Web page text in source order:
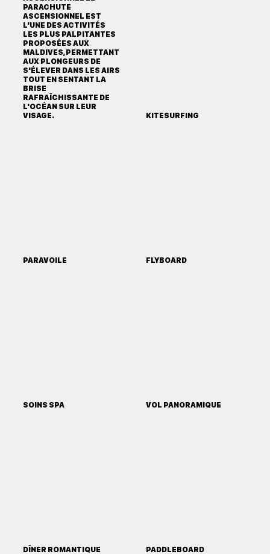
PARACHUTE
ASCENSIONNEL EST
L'UNE DES ACTIVITÉS
LES PLUS PALPITANTES
PROPOSÉES AUX
MALDIVES, PERMETTANT
AUX PLONGEURS DE
S'ÉLEVER DANS LES AIRS
TOUT EN SENTANT LA
BRISE
RAFRAÎCHISSANTE DE
L'OCÉAN SUR LEUR
VISAGE.
KITESURFING
PARAVOILE FLYBOARD
SOINS SPA VOL PANORAMIQUE
DÎNER ROMANTIQUE PADDLEBOARD